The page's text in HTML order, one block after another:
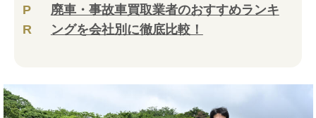
P
R
廃車・事故車買取業者のおすすめランキ
ングを会社別に徹底比較！